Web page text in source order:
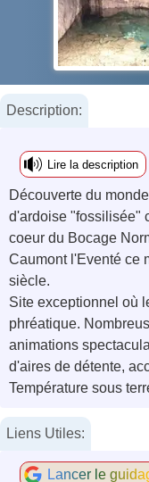
Description:
Lire la description
Découverte du
d'ardoise "fossilisée"
coeur du Bocage
Caumont l'Eventé ce
siècle.
Site exceptionnel où
phréatique.
animations
d'aires de détente,
Température sous
Liens Utiles:
Lancer le